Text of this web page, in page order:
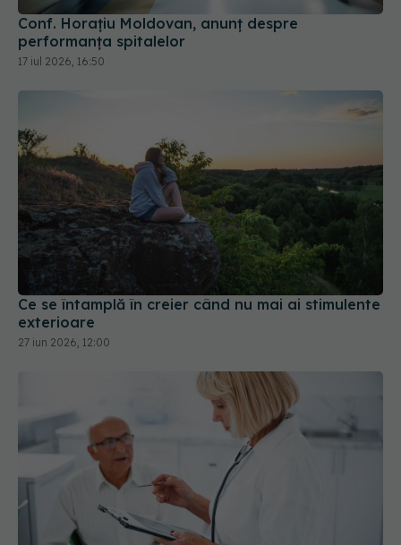
Conf. Horațiu Moldovan, anunț despre
performanța spitalelor
17 iul 2026, 16:50
Ce se întamplă în creier când nu mai ai stimulente
exterioare
27 iun 2026, 12:00